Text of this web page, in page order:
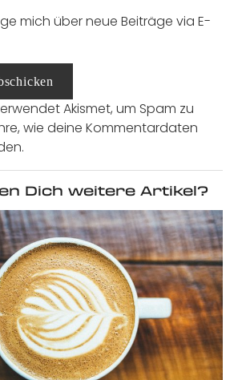
mich über neue Beiträge via E-
Akismet, um Spam zu
wie deine Kommentardaten
Dich weitere Artikel?